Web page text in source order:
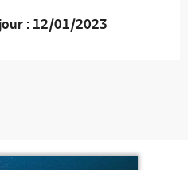
: 12/01/2023